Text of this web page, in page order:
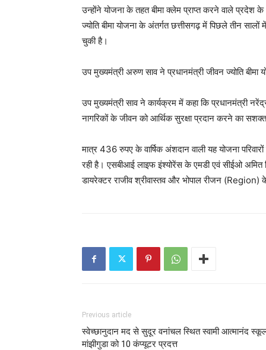
उन्होंने योजना के तहत बीमा क्लेम प्राप्त करने वाले प्रदेश
ज्योति बीमा योजना के अंतर्गत छत्तीसगढ़ में पिछले तीन
चुकी है।
उप मुख्यमंत्री अरुण साव ने प्रधानमंत्री जीवन ज्योति बीमा
उप मुख्यमंत्री साव ने कार्यक्रम में कहा कि प्रधानमंत्री
नागरिकों के जीवन को आर्थिक सुरक्षा प्रदान करने का
मात्र 436 रुपए के वार्षिक अंशदान वाली यह योजना
रही है। एसबीआई लाइफ इंश्योरेंस के एमडी एवं सीईओ
डायरेक्टर राजीव श्रीवास्तव और भोपाल रीजन
Previous article
स्वेच्छानुदान मद से सुदूर वनांचल स्थित स्वामी आत्मानंद
मांझीगुडा को 10 कंप्यूटर प्रदत्त